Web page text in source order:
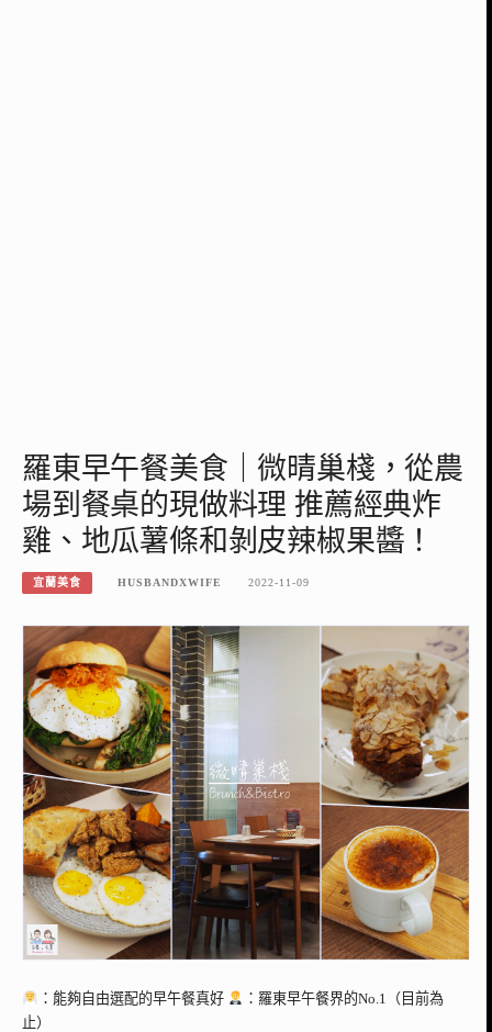
羅東早午餐美食｜微晴巢棧，從農
場到餐桌的現做料理 推薦經典炸
雞、地瓜薯條和剝皮辣椒果醬！
宜蘭美食 HUSBANDXWIFE 2022-11-09
：能夠自由選配的早午餐真好
：羅東早午餐界的No.1（目前為
止）